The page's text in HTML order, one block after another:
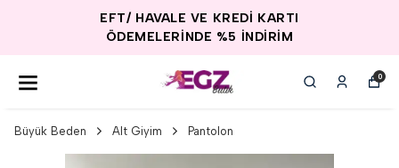
EFT/ HAVALE VE KREDİ KARTI
ÖDEMELERİNDE %5 İNDİRİM
0
Büyük Beden Alt Giyim Pantolon